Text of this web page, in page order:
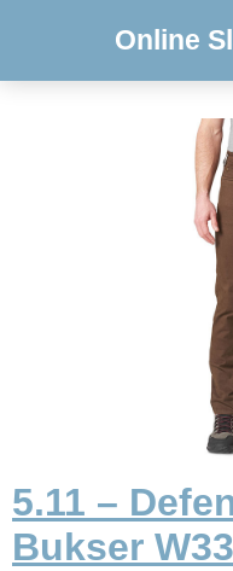
Online
5.11 –
Bukser